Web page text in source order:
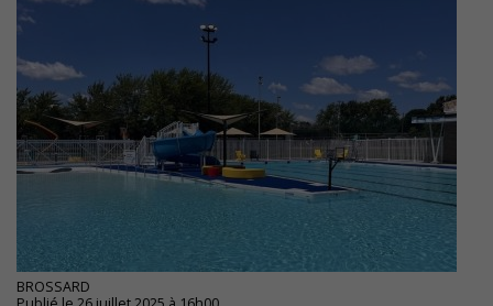
BROSSARD